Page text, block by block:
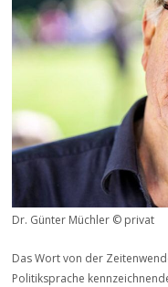
Dr. Günter Müchler © privat
Das Wort von der
Politiksprache